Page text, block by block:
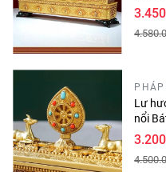
Lư
nổi
Tường